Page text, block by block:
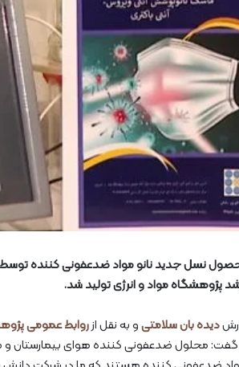
نسل جدید نانو مواد ضدعفونی کننده توسط
پژوهشگاه مواد و انرژی تولید شد.
دیده بان سلامتیو به نقل ازروابط عمومی
گفت: محلول ضدعفونی کننده هوای بیمارستان